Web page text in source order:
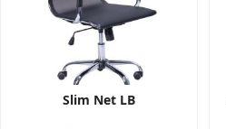
Slim Net LB